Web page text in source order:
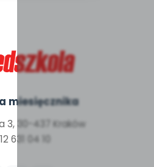
miesięcznika
3, 30-437 Kraków
631 04 10